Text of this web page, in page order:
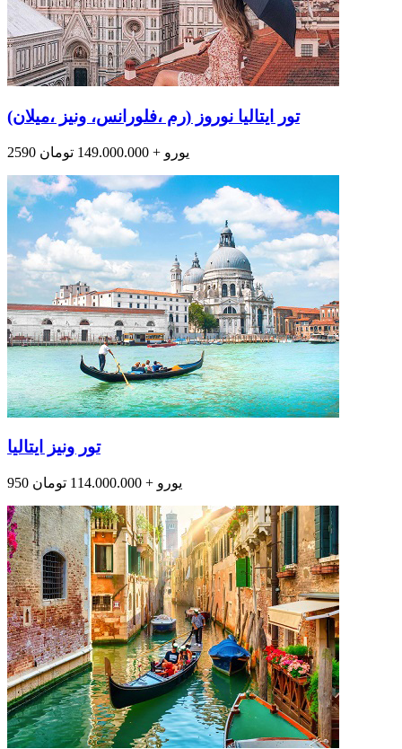
تور ایتالیا نوروز (رم ،فلورانس، ونیز ،میلان)
2590 یورو + 149.000.000 تومان
تور ونیز ایتالیا
950 یورو + 114.000.000 تومان